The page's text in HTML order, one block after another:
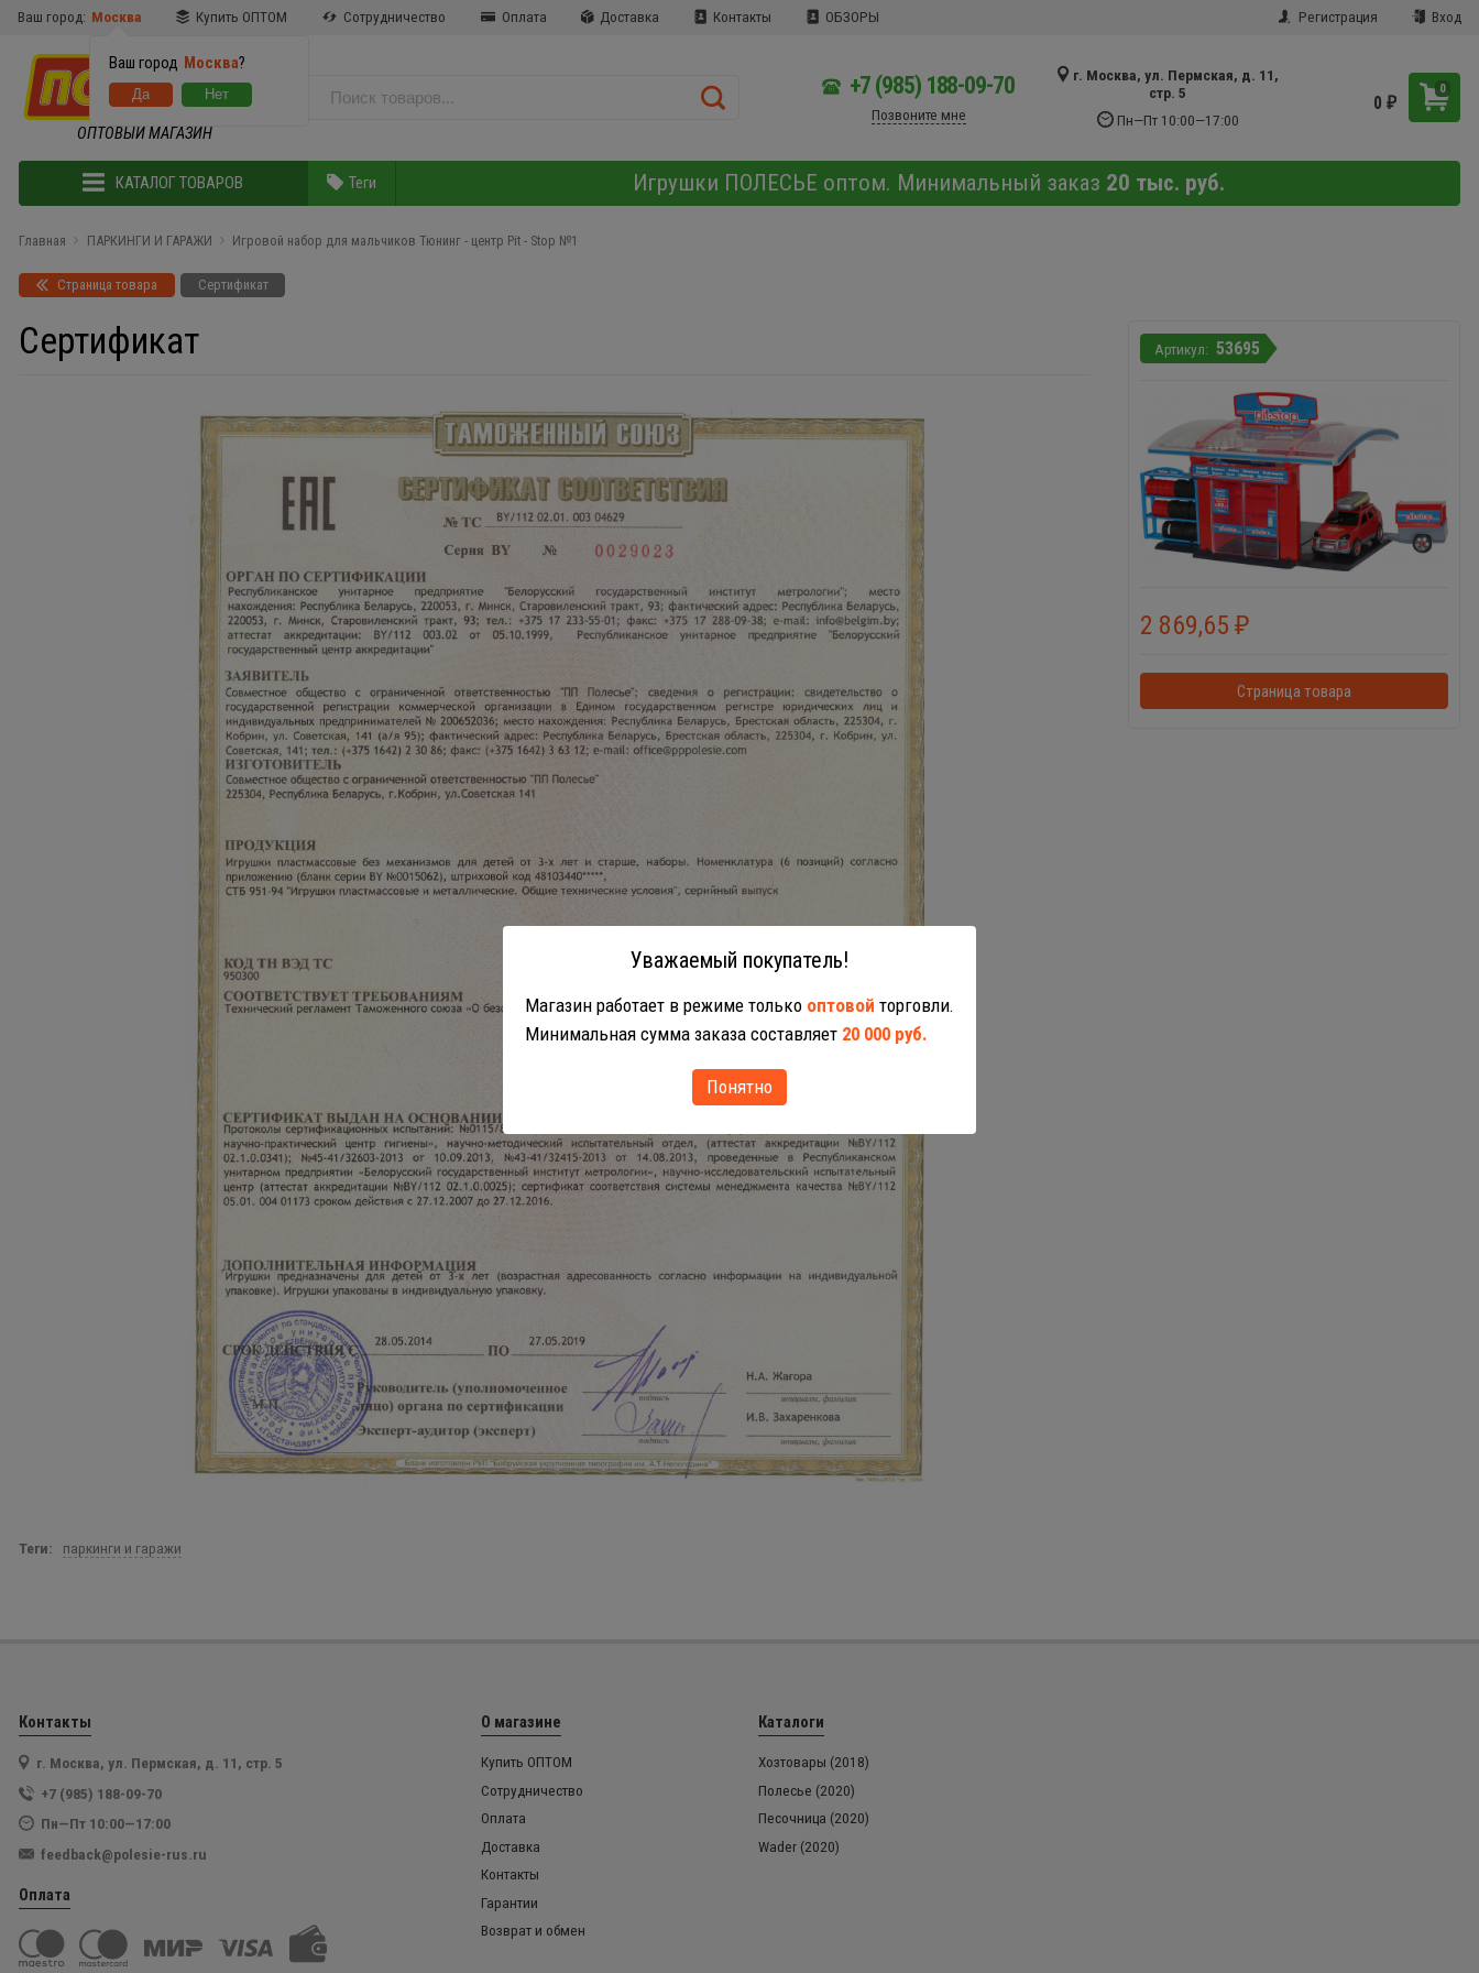
Ваш город: Москва
Ваш город Москва?
Купить ОПТОМ Сотрудничество Оплата Доставка Контакты ОБЗОРЫ Регистрация Вход
ОПТОВЫЙ МАГАЗИН
+7 (985) 188-09-70
Позвоните мне
г. Москва, ул. Пермская, д. 11,
стр. 5
Пн—Пт 10:00—17:00
0
0₽
КАТАЛОГ ТОВАРОВ Теги Игрушки ПОЛЕСЬЕ оптом. Минимальный заказ 20 тыс. руб.
Главная ПАРКИНГИ И ГАРАЖИ Игровой набор для мальчиков Тюнинг - центр Pit - Stop №1
Страница товара Сертификат
Сертификат
Теги: паркинги и гаражи
53695
2 869,65₽
Страница товара
Контакты
г. Москва, ул. Пермская, д. 11, стр. 5
+7 (985) 188-09-70
Пн—Пт 10:00—17:00
feedback@polesie-rus.ru
Оплата
О магазине
Купить ОПТОМ
Сотрудничество
Оплата
Доставка
Контакты
Гарантии
Возврат и обмен
Каталоги
Хозтовары (2018)
Полесье (2020)
Песочница (2020)
Wader (2020)
Уважаемый покупатель!
Магазин работает в режиме только оптовой торговли.
Минимальная сумма заказа составляет 20 000 руб.
Понятно